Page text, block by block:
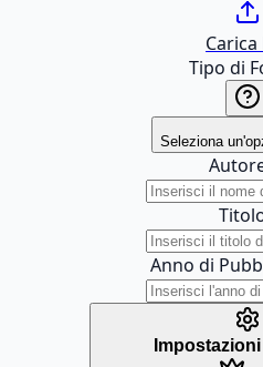
Carica
Tipo di
Seleziona
Anno di